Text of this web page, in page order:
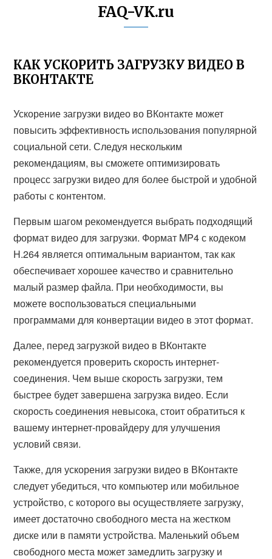
FAQ-VK.ru
КАК УСКОРИТЬ ЗАГРУЗКУ ВИДЕО В
ВКОНТАКТЕ
Ускорение загрузки видео во ВКонтакте может
повысить эффективность использования популярной
социальной сети. Следуя нескольким
рекомендациям, вы сможете оптимизировать
процесс загрузки видео для более быстрой и удобной
работы с контентом.
Первым шагом рекомендуется выбрать подходящий
формат видео для загрузки. Формат MP4 с кодеком
H.264 является оптимальным вариантом, так как
обеспечивает хорошее качество и сравнительно
малый размер файла. При необходимости, вы
можете воспользоваться специальными
программами для конвертации видео в этот формат.
Далее, перед загрузкой видео в ВКонтакте
рекомендуется проверить скорость интернет-
соединения. Чем выше скорость загрузки, тем
быстрее будет завершена загрузка видео. Если
скорость соединения невысока, стоит обратиться к
вашему интернет-провайдеру для улучшения
условий связи.
Также, для ускорения загрузки видео в ВКонтакте
следует убедиться, что компьютер или мобильное
устройство, с которого вы осуществляете загрузку,
имеет достаточно свободного места на жестком
диске или в памяти устройства. Маленький объем
свободного места может замедлить загрузку и